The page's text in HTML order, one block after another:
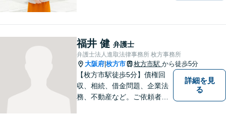
致します。どんなお悩みで
も、ご相談ください。【キッ
ズスペースあり】
福井 健 弁護士
弁護士法人進取法律事務所 枚方事務所
大阪府 枚方市 枚方市駅 から徒歩5分
【枚方市駅徒歩5分】債権回
収、相続、借金問題、企業法
務、不動産など。ご依頼者さ
詳細を見
る